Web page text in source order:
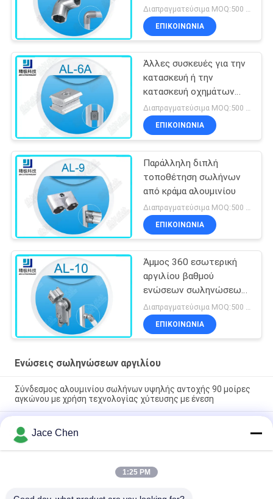
σωληνώσεων αργιλίου
αγκώνων βαθμού για το
σωλήνα OD 28mm
ΕΠΙΚΟΙΝΩΝΊΑ
Άλλες συσκευές για την
κατασκευή ή την
κατασκευή οχημάτων
από υδρατλαντικό
χάλυβα
Διαπραγματεύσιμα MOQ:500 Σύνολα
ΕΠΙΚΟΙΝΩΝΊΑ
Παράλληλη διπλή
τοποθέτηση σωλήνων
από κράμα αλουμινίου
Διαπραγματεύσιμα MOQ:500 Σύνολα
ΕΠΙΚΟΙΝΩΝΊΑ
Άμμος 360 εσωτερική
αργιλίου βαθμού
ενώσεων σωληνώσεων
που ανατινάζει την
ελεύθερη περιστροφή
Al-10
Διαπραγματεύσιμα MOQ:500 Σύνολα
ΕΠΙΚΟΙΝΩΝΊΑ
Ενώσεις σωληνώσεων αργιλίου
Σύνδεσμος αλουμινίου σωλήνων υψηλής αντοχής 90 μοίρες
αγκώνου με χρήση τεχνολογίας χύτευσης με ένεση
αλουμινίου ανωτισμού ασημένιων σωλήνων για συστήματα
αδύναμων σωλήνων και βιομηχανικούς σταθμούς εργασίας
90 μοίρες Γυναικεία συμμετοχή αλουμινίου σωλήνα κοινή
πετάμε χύτευση αγκώνα σύνδεσμος για συστήματα ράφι
Jace Chen
1:25 PM